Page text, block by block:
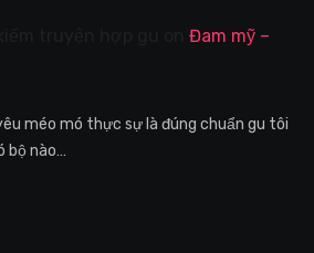
Đam mỹ –
méo mó thực sự là đúng chuẩn gu tôi
bộ nào…